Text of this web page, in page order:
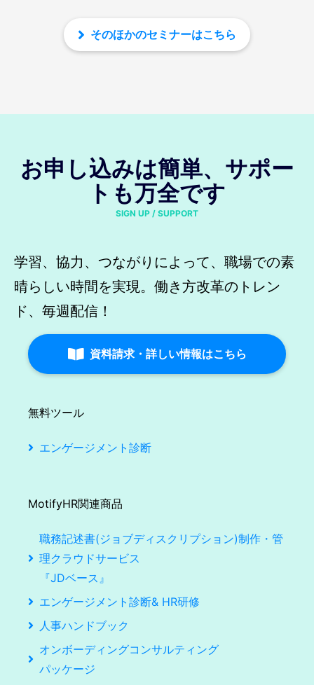
そのほかのセミナーはこちら
お申し込みは簡単、サポー
トも万全です
SIGN UP / SUPPORT
学習、協力、つながりによって、職場での素
晴らしい時間を実現。働き方改革のトレン
ド、毎週配信！
資料請求・詳しい情報はこちら
無料ツール
エンゲージメント診断
MotifyHR関連商品
職務記述書(ジョブディスクリプション)制作・管
理クラウドサービス
『JDベース』
エンゲージメント診断& HR研修
人事ハンドブック
オンボーディングコンサルティング
パッケージ